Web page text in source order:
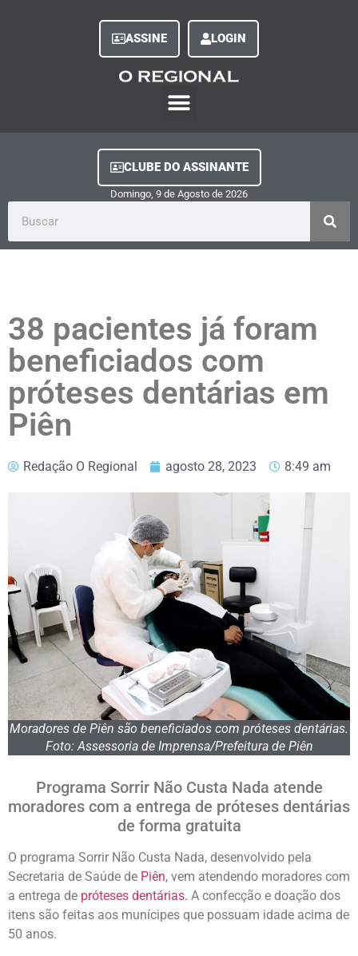
ASSINE LOGIN
CLUBE DO ASSINANTE
Domingo, 9 de Agosto de 2026
38 pacientes já foram
beneficiados com
próteses dentárias em
Piên
Redação O Regional agosto 28, 2023 8:49 am
Moradores de Piên são beneficiados com próteses dentárias.
Foto: Assessoria de Imprensa/Prefeitura de Piên
Programa Sorrir Não Custa Nada atende
moradores com a entrega de próteses dentárias
de forma gratuita
O programa Sorrir Não Custa Nada, desenvolvido pela
Secretaria de Saúde de Piên, vem atendendo moradores com
a entrega de próteses dentárias. A confecção e doação dos
itens são feitas aos munícipes que possuam idade acima de
50 anos.